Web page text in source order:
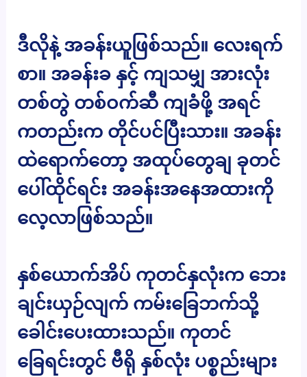
ဒီလိုနဲ့ အခန်းယူဖြစ်သည်။ လေးရက်
စာ။ အခန်းခ နှင့် ကျသမျှ အားလုံး
တစ်တွဲ တစ်ဝက်ဆီ ကျခံဖို့ အရင်
ကတည်းက တိုင်ပင်ပြီးသား။ အခန်း
ထဲရောက်တော့ အထုပ်တွေချ ခုတင်
ပေါ်ထိုင်ရင်း အခန်းအနေအထားကို
လေ့လာဖြစ်သည်။
နှစ်ယောက်အိပ် ကုတင်နှလုံးက ဘေး
ချင်းယှဉ်လျက် ကမ်းခြေဘက်သို့
ခေါင်းပေးထားသည်။ ကုတင်
ခြေရင်းတွင် ဗီရို နှစ်လုံး ပစ္စည်းများ